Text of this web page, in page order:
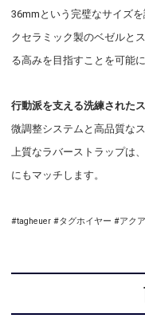
36mmという完璧なサイズ
クセラミック製のベゼルと
る高みを目指すことを可能に
行動派を支える洗練された
微調整システムと高品質な
上質なラバーストラップは
にもマッチします。
#tagheuer #タグホイヤー #アク